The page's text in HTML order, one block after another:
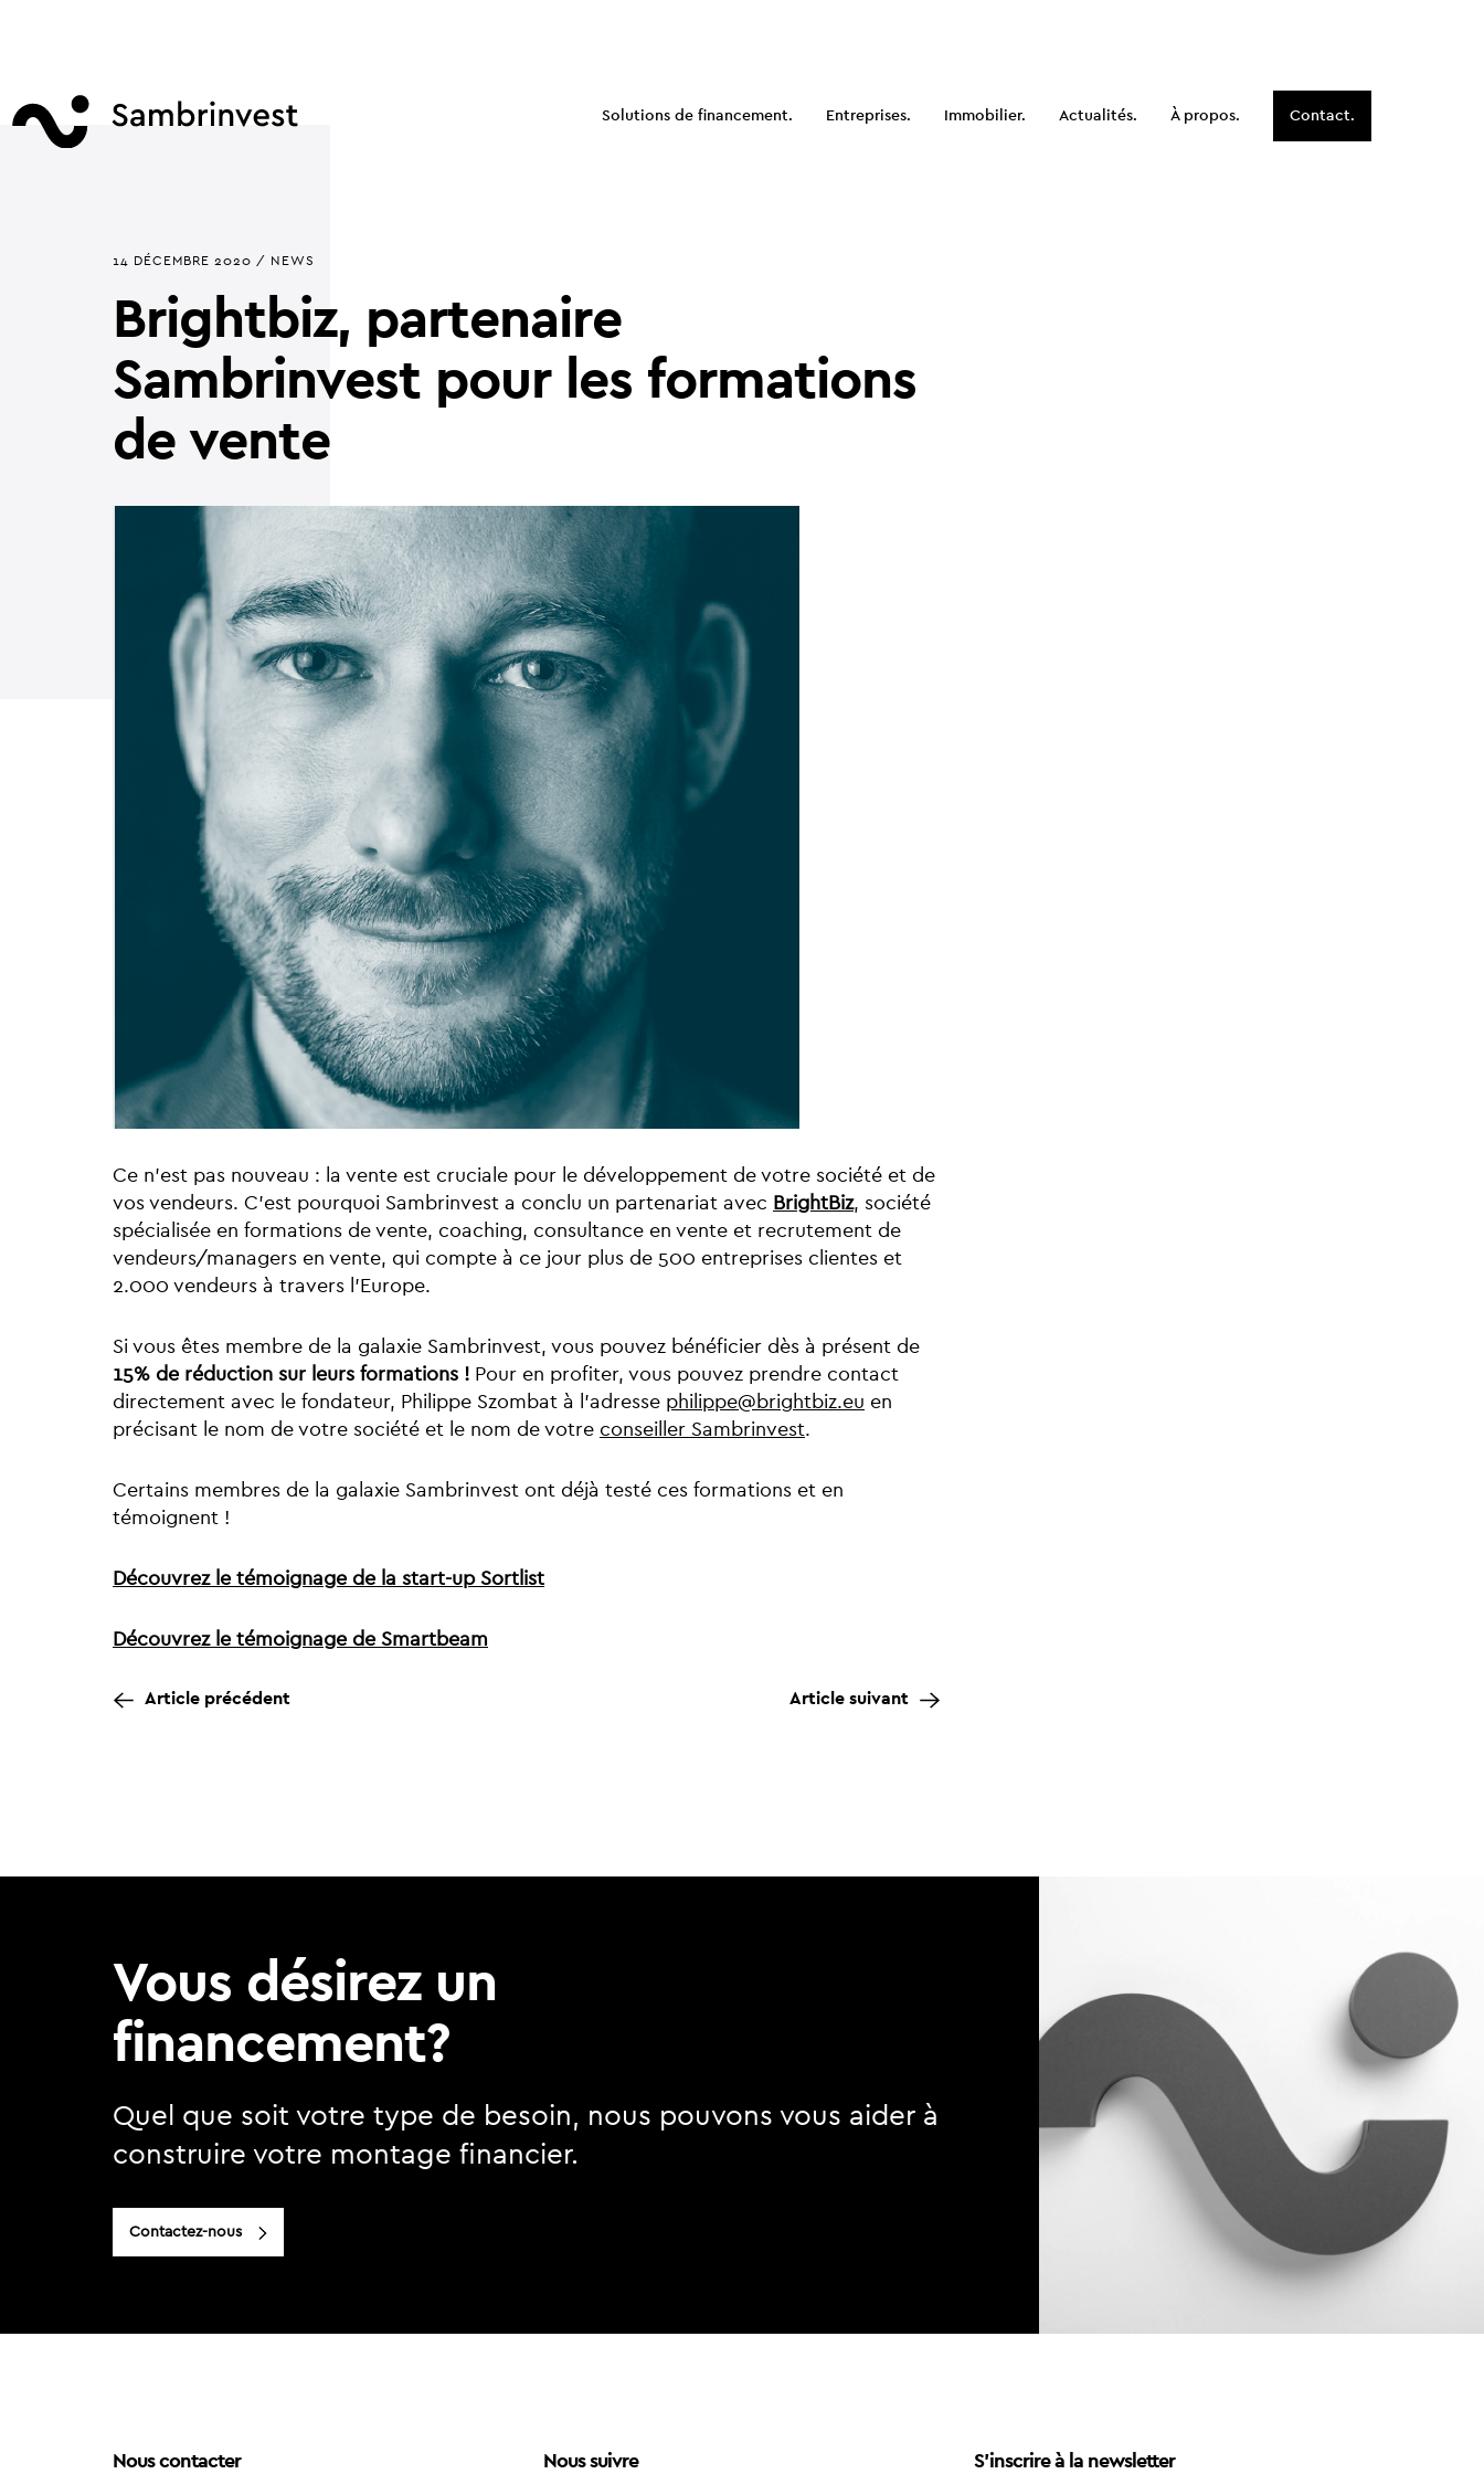
Solutions de financement. Entreprises. Immobilier. Actualités. À propos. Contact.
14 DÉCEMBRE 2020 / NEWS
Brightbiz, partenaire
Sambrinvest pour les formations
de vente
Ce n'est pas nouveau : la vente est cruciale pour le développement de votre société et de
vos vendeurs. C'est pourquoi Sambrinvest a conclu un partenariat avec BrightBiz, société
spécialisée en formations de vente, coaching, consultance en vente et recrutement de
vendeurs/managers en vente, qui compte à ce jour plus de 500 entreprises clientes et
2.000 vendeurs à travers l’Europe.
Si vous êtes membre de la galaxie Sambrinvest, vous pouvez bénéficier dès à présent de
15% de réduction sur leurs formations ! Pour en profiter, vous pouvez prendre contact
directement avec le fondateur, Philippe Szombat à l'adresse philippe@brightbiz.eu en
précisant le nom de votre société et le nom de votre conseiller Sambrinvest.
Certains membres de la galaxie Sambrinvest ont déjà testé ces formations et en
témoignent !
Découvrez le témoignage de la start-up Sortlist
Découvrez le témoignage de Smartbeam
Article précédent Article suivant
Vous désirez un
financement?
Quel que soit votre type de besoin, nous pouvons vous aider à
construire votre montage financier.
Contactez-nous
Nous contacter Nous suivre S'inscrire à la newsletter